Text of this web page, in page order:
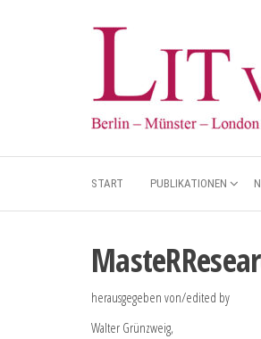
START PUBLIKATIONEN
herausgegeben von/edited by
Walter Grünzweig,